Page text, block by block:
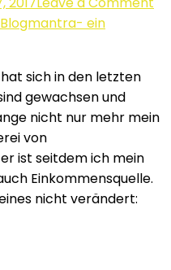
ein
sich in den letzten
gewachsen und
nicht nur mehr mein
von
ist seitdem ich mein
Einkommensquelle.
nicht verändert: